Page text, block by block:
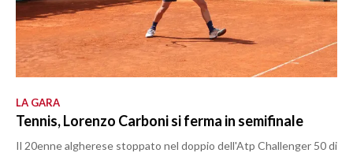
LA GARA
Tennis, Lorenzo Carboni si ferma in semifinale
Il 20enne algherese stoppato nel doppio dell'Atp Challenger 50 di